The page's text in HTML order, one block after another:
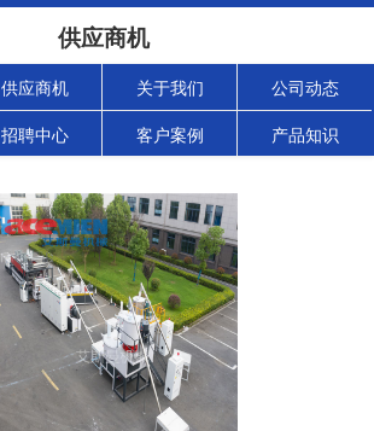
供应商机
供应商机 关于我们 公司动态
招聘中心 客户案例 产品知识